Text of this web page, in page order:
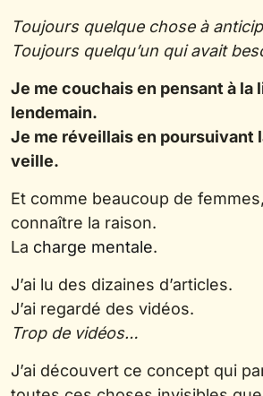
Toujours quelque chose à
Toujours quelqu’un qui avait
Je me couchais en pensant à la
lendemain.
Je me réveillais en poursuivant
veille.
Et comme beaucoup de
connaître la raison.
La charge mentale.
J’ai lu des dizaines d’articles.
J’ai regardé des vidéos.
Trop de vidéos…
J’ai découvert ce concept qui